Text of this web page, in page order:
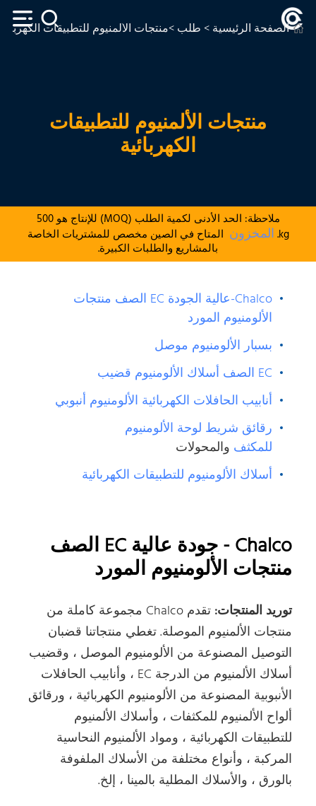
الصفحة الرئيسية> طلب>منتجات الألمنيوم للتطبيقات
منتجات الألمنيوم للتطبيقات
الكهربائية
ملاحظة: الحد الأدنى لكمية الطلب (MOQ) للإنتاج هو 500
kg. المخزون المتاح في الصين مخصص للمشتريات الخاصة
بالمشاريع والطلبات الكبيرة.
Chalco-عالية الجودة EC الصف منتجات
الألومنيوم المورد
بسبار الألومنيوم موصل
EC الصف أسلاك الألومنيوم قضيب
أنابيب الحافلات الكهربائية الألومنيوم أنبوبي
رقائق شريط لوحة الألومنيوم
للمكثف والمحولات
أسلاك الألومنيوم للتطبيقات الكهربائية
Chalco - جودة عالية EC الصف
منتجات الألومنيوم المورد
توريد المنتجات:
تقدم Chalco مجموعة كاملة من
منتجات الألمنيوم الموصلة. تغطي منتجاتنا قضبان
التوصيل المصنوعة من الألومنيوم الموصل ، وقضيب
أسلاك الألمنيوم من الدرجة EC ، وأنابيب الحافلات
الأنبوبية المصنوعة من الألومنيوم الكهربائية ، ورقائق
ألواح الألمنيوم للمكثفات ، وأسلاك الألمنيوم
للتطبيقات الكهربائية ، ومواد الألمنيوم النحاسية
المركبة ، وأنواع مختلفة من الأسلاك الملفوفة
بالورق ، والأسلاك المطلية بالمينا ، إلخ.